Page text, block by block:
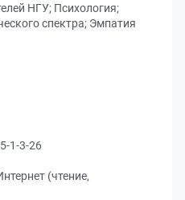
НГУ; Психология;
спектра; Эмпатия
1-3-26
(чтение,